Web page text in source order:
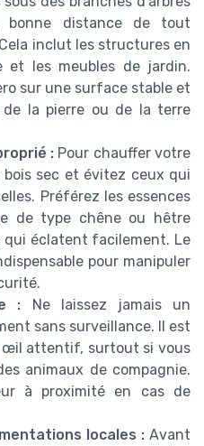
distance de tout
inclut les structures en
et les meubles de jardin.
sur une surface stable et
la pierre ou de la terre
: Pour chauffer votre
bois sec et évitez ceux qui
Préférez les essences
de type chêne ou hêtre
qui éclatent facilement. Le
pour manipuler
: Ne laissez jamais un
sans surveillance. Il est
œil attentif, surtout si vous
animaux de compagnie.
à proximité en cas de
locales : Avant